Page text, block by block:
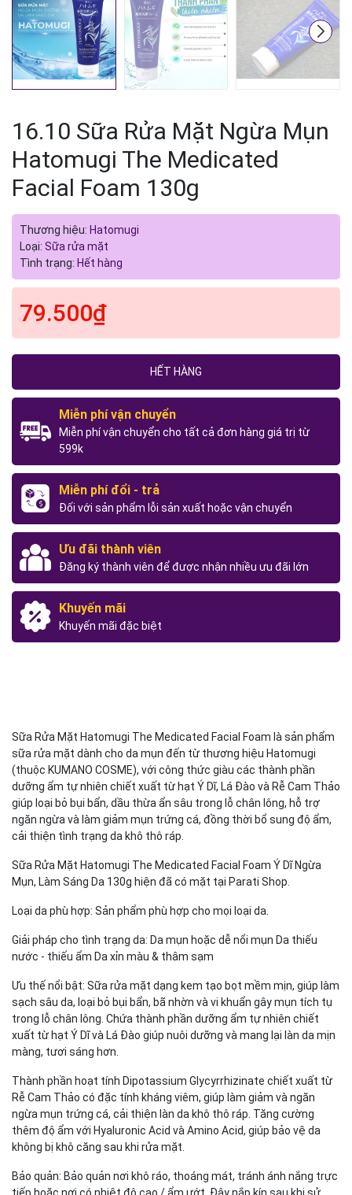
16.10 Sữa Rửa Mặt Ngừa Mụn
Hatomugi The Medicated
Facial Foam 130g
Thương hiệu: Hatomugi
Loại: Sữa rửa mặt
Tình trạng: Hết hàng
79.500₫
HẾT HÀNG
Miễn phí vận chuyển
Miễn phí vận chuyển cho tất cả đơn hàng giá trị từ
599k
Miễn phí đổi - trả
Đối với sản phẩm lỗi sản xuất hoặc vận chuyển
Ưu đãi thành viên
Đăng ký thành viên để được nhận nhiều ưu đãi lớn
Khuyến mãi
Khuyến mãi đặc biệt
Sữa Rửa Mặt Hatomugi The Medicated Facial Foam là sản phẩm
sữa rửa mặt dành cho da mụn đến từ thương hiệu Hatomugi
(thuộc KUMANO COSME), với công thức giàu các thành phần
dưỡng ẩm tự nhiên chiết xuất từ hạt Ý Dĩ, Lá Đào và Rễ Cam Thảo
giúp loại bỏ bụi bẩn, dầu thừa ẩn sâu trong lỗ chân lông, hỗ trợ
ngăn ngừa và làm giảm mụn trứng cá, đồng thời bổ sung độ ẩm,
cải thiện tình trạng da khô thô ráp.
Sữa Rửa Mặt Hatomugi The Medicated Facial Foam Ý Dĩ Ngừa
Mụn, Làm Sáng Da 130g hiện đã có mặt tại Parati Shop.
Loại da phù hợp: Sản phẩm phù hợp cho mọi loại da.
Giải pháp cho tình trạng da: Da mụn hoặc dễ nổi mụn Da thiếu
nước - thiếu ẩm Da xỉn màu & thâm sạm
Ưu thế nổi bật: Sữa rửa mặt dạng kem tạo bọt mềm mịn, giúp làm
sạch sâu da, loại bỏ bụi bẩn, bã nhờn và vi khuẩn gây mụn tích tụ
trong lỗ chân lông. Chứa thành phần dưỡng ẩm tự nhiên chiết
xuất từ hạt Ý Dĩ và Lá Đào giúp nuôi dưỡng và mang lại làn da mịn
màng, tươi sáng hơn.
Thành phần hoạt tính Dipotassium Glycyrrhizinate chiết xuất từ
Rễ Cam Thảo có đặc tính kháng viêm, giúp làm giảm và ngăn
ngừa mụn trứng cá, cải thiện làn da khô thô ráp. Tăng cường
thêm độ ẩm với Hyaluronic Acid và Amino Acid, giúp bảo vệ da
không bị khô căng sau khi rửa mặt.
Bảo quản: Bảo quản nơi khô ráo, thoáng mát, tránh ánh nắng trực
tiếp hoặc nơi có nhiệt độ cao / ẩm ướt. Đậy nắp kín sau khi sử